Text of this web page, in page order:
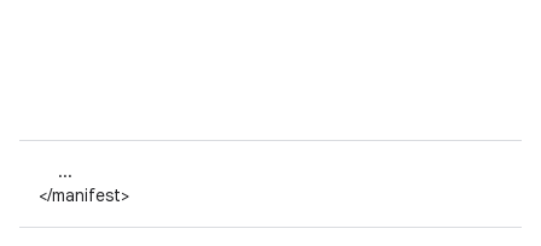
...
</manifest>